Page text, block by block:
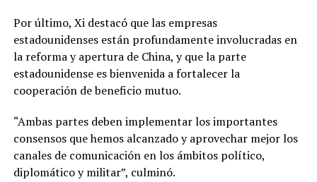
Por último, Xi destacó que las empresas
estadounidenses están profundamente involucradas en
la reforma y apertura de China, y que la parte
estadounidense es bienvenida a fortalecer la
cooperación de beneficio mutuo.
“Ambas partes deben implementar los importantes
consensos que hemos alcanzado y aprovechar mejor los
canales de comunicación en los ámbitos político,
diplomático y militar”, culminó.